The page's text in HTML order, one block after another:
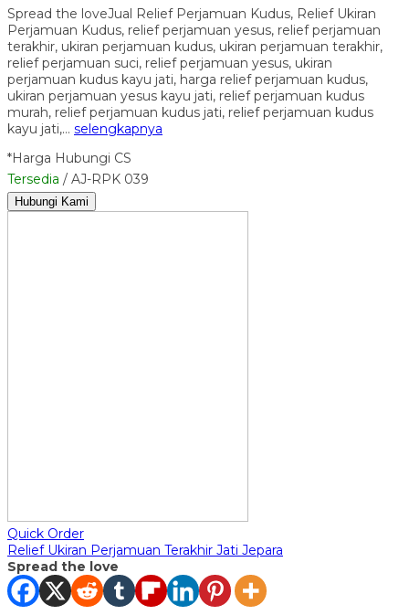
Spread the loveJual Relief Perjamuan Kudus, Relief Ukiran
Perjamuan Kudus, relief perjamuan yesus, relief perjamuan
terakhir, ukiran perjamuan kudus, ukiran perjamuan terakhir,
relief perjamuan suci, relief perjamuan yesus, ukiran
perjamuan kudus kayu jati, harga relief perjamuan kudus,
ukiran perjamuan yesus kayu jati, relief perjamuan kudus
murah, relief perjamuan kudus jati, relief perjamuan kudus
kayu jati,… selengkapnya
*Harga Hubungi CS
Tersedia / AJ-RPK 039
Hubungi Kami
Quick Order
Relief Ukiran Perjamuan Terakhir Jati Jepara
Spread the love